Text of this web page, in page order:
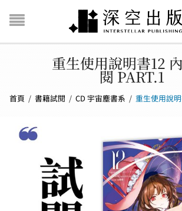
重生使用說明書12
閱 PART.1
首頁 / 書籍試閱 / CD 宇宙塵書系 / 重生使用說